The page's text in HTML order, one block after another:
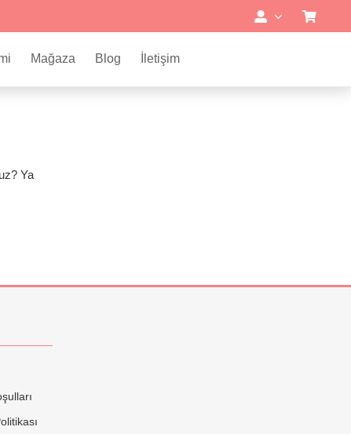
Mağaza Blog İletişim
Ya